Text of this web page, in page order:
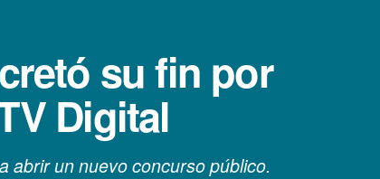
su fin por
Digital
abrir un nuevo concurso público.